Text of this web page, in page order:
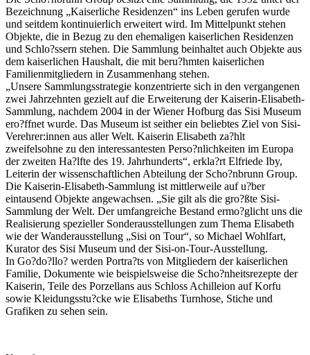
Bezeichnung „Kaiserliche Residenzen“ ins Leben gerufen wurde
und seitdem kontinuierlich erweitert wird. Im Mittelpunkt stehen
Objekte, die in Bezug zu den ehemaligen kaiserlichen Residenzen
und Schlo?ssern stehen. Die Sammlung beinhaltet auch Objekte aus
dem kaiserlichen Haushalt, die mit beru?hmten kaiserlichen
Familienmitgliedern in Zusammenhang stehen.
„Unsere Sammlungsstrategie konzentrierte sich in den vergangenen
zwei Jahrzehnten gezielt auf die Erweiterung der Kaiserin-Elisabeth-
Sammlung, nachdem 2004 in der Wiener Hofburg das Sisi Museum
ero?ffnet wurde. Das Museum ist seither ein beliebtes Ziel von Sisi-
Verehrer:innen aus aller Welt. Kaiserin Elisabeth za?hlt
zweifelsohne zu den interessantesten Perso?nlichkeiten im Europa
der zweiten Ha?lfte des 19. Jahrhunderts“, erkla?rt Elfriede Iby,
Leiterin der wissenschaftlichen Abteilung der Scho?nbrunn Group.
Die Kaiserin-Elisabeth-Sammlung ist mittlerweile auf u?ber
eintausend Objekte angewachsen. „Sie gilt als die gro?ßte Sisi-
Sammlung der Welt. Der umfangreiche Bestand ermo?glicht uns die
Realisierung spezieller Sonderausstellungen zum Thema Elisabeth
wie der Wanderausstellung „Sisi on Tour“, so Michael Wohlfart,
Kurator des Sisi Museum und der Sisi-on-Tour-Ausstellung.
In Go?do?llo? werden Portra?ts von Mitgliedern der kaiserlichen
Familie, Dokumente wie beispielsweise die Scho?nheitsrezepte der
Kaiserin, Teile des Porzellans aus Schloss Achilleion auf Korfu
sowie Kleidungsstu?cke wie Elisabeths Turnhose, Stiche und
Grafiken zu sehen sein.